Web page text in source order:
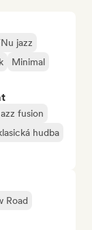
jazz
Minimal
fusion
hudba
Road